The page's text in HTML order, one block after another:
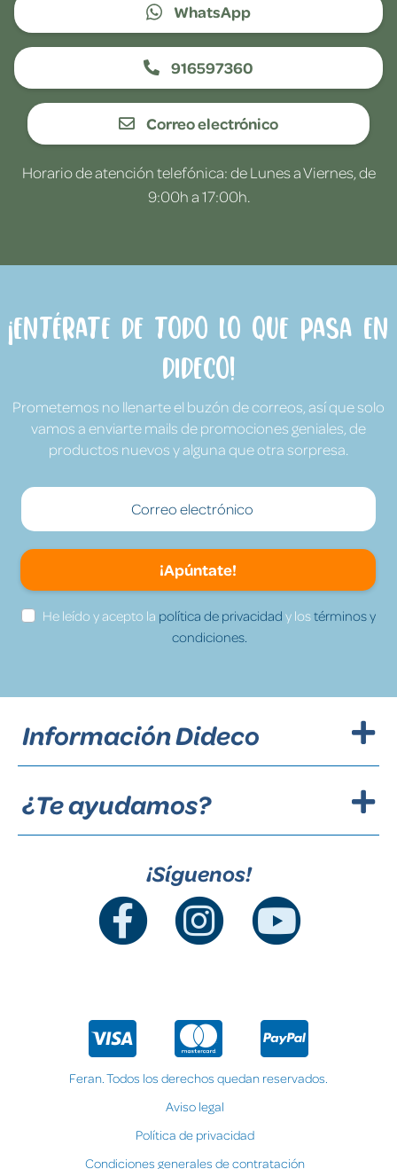
WhatsApp
916597360
Correo electrónico
Horario de atención telefónica: de Lunes a Viernes, de
9:00h a 17:00h.
¡Entérate de todo lo que pasa en
Dideco!
Prometemos no llenarte el buzón de correos, así que solo
vamos a enviarte mails de promociones geniales, de
productos nuevos y alguna que otra sorpresa.
¡Apúntate!
He leído y acepto la política de privacidad y lostérminos y
condiciones.
Información Dideco
¿Te ayudamos?
¡Síguenos!
Feran. Todos los derechos quedan reservados.
Aviso legal
Política de privacidad
Condiciones generales de contratación